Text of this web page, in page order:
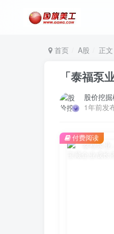
首页 A股 正文
「泰福泵
股价挖
1年前发
付费阅读